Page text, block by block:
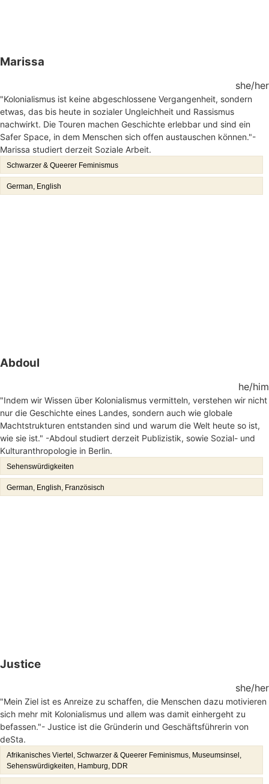
Marissa
she/her
"Kolonialismus ist keine abgeschlossene Vergangenheit, sondern
etwas, das bis heute in sozialer Ungleichheit und Rassismus
nachwirkt. Die Touren machen Geschichte erlebbar und sind ein
Safer Space, in dem Menschen sich offen austauschen können."-
Marissa studiert derzeit Soziale Arbeit.
Schwarzer & Queerer Feminismus
German, English
Abdoul
he/him
"Indem wir Wissen über Kolonialismus vermitteln, verstehen wir nicht
nur die Geschichte eines Landes, sondern auch wie globale
Machtstrukturen entstanden sind und warum die Welt heute so ist,
wie sie ist." -Abdoul studiert derzeit Publizistik, sowie Sozial- und
Kulturanthropologie in Berlin.
Sehenswürdigkeiten
German, English, Französisch
Justice
she/her
"Mein Ziel ist es Anreize zu schaffen, die Menschen dazu motivieren
sich mehr mit Kolonialismus und allem was damit einhergeht zu
befassen."- Justice ist die Gründerin und Geschäftsführerin von
deSta.
Afrikanisches Viertel, Schwarzer & Queerer Feminismus, Museumsinsel,
Sehenswürdigkeiten, Hamburg, DDR